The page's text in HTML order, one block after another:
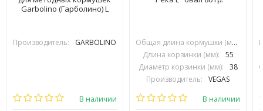
Garbolino (Гарболино) L
Производитель: GARBOLINO
В наличии
Общая длина кормушки (мм):
Длина корзинки (мм):
55
Диаметр корзинки (мм):
38
Производитель:
VEGAS
В наличии